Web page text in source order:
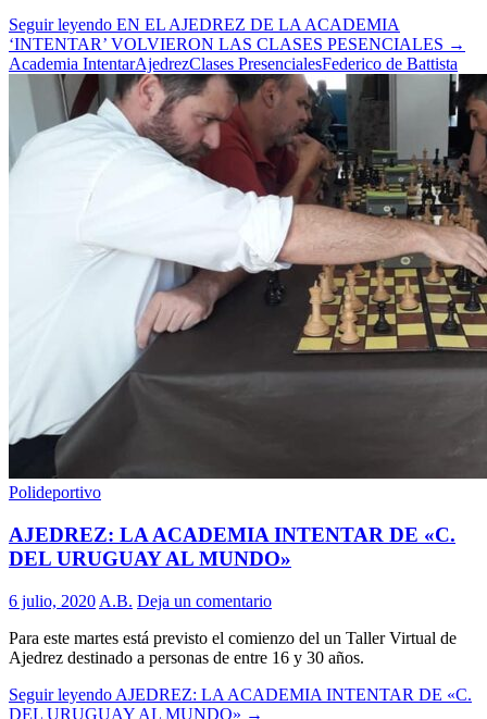
Seguir leyendo EN EL AJEDREZ DE LA ACADEMIA
‘INTENTAR’ VOLVIERON LAS CLASES PESENCIALES →
Academia IntentarAjedrezClases PresencialesFederico de Battista
Polideportivo
AJEDREZ: LA ACADEMIA INTENTAR DE «C.
DEL URUGUAY AL MUNDO»
6 julio, 2020 A.B. Deja un comentario
Para este martes está previsto el comienzo del un Taller Virtual de
Ajedrez destinado a personas de entre 16 y 30 años.
Seguir leyendo AJEDREZ: LA ACADEMIA INTENTAR DE «C.
DEL URUGUAY AL MUNDO» →